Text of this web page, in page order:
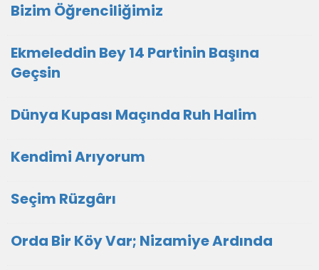
Bizim Öğrenciliğimiz
Ekmeleddin Bey 14 Partinin Başına
Geçsin
Dünya Kupası Maçında Ruh Halim
Kendimi Arıyorum
Seçim Rüzgârı
Orda Bir Köy Var; Nizamiye Ardında